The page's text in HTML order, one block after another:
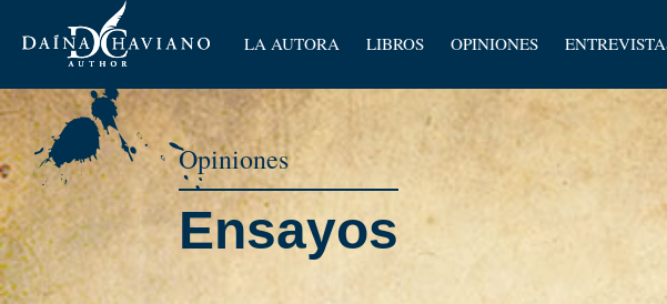
LA AUTORA LIBROS OPINIONES
Artículos
Opiniones
Ensayos